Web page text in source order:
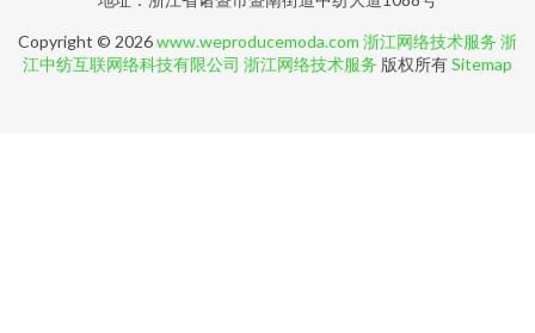
Copyright © 2026www.weproducemoda.com 浙江网络技术服务 浙
江中纺互联网络科技有限公司 浙江网络技术服务 版权所有Sitemap